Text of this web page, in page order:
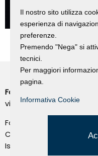
Fondazione Dino Zoli
viale Bologna 288, Forlì
Fondo dot. euro 285.000
CF e P.IVA 03692820404
Isc.Reg Per.Giu. n. 10404
Il nostro sito utilizza
esperienza di
preferenze.
Premendo "Nega" si
tecnici.
Per maggiori
pagina.
Informativa Cookie